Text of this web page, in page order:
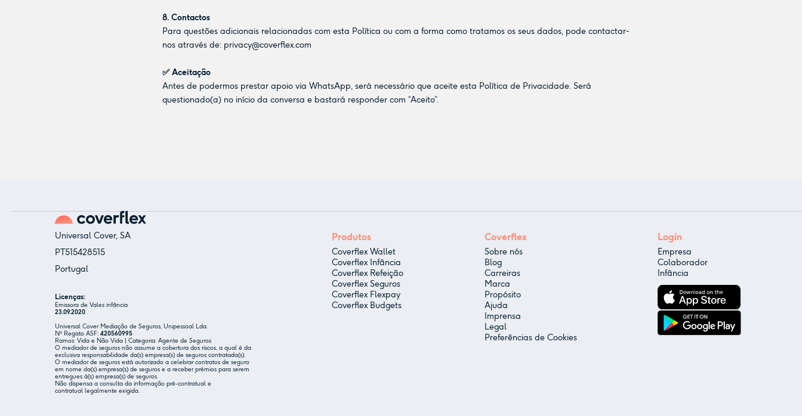
8. Contactos
Para questões adicionais relacionadas com esta Política ou com a forma como tratamos os seus dados, pode contactar-
nos através de: privacy@coverflex.com
✅ Aceitação
Antes de podermos prestar apoio via WhatsApp, será necessário que aceite esta Política de Privacidade. Será
questionado(a) no início da conversa e bastará responder com “Aceito”.
Universal Cover, SA
PT515428515
Portugal
Licenças:
Emissora de Vales infância
23.09.2020
Universal Cover Mediação de Seguros, Unipessoal Lda.
Nº Registo ASF: 420560995
Ramos: Vida e Não Vida | Categoria: Agente de Seguros
O mediador de seguros não assume a cobertura dos riscos, a qual é da
exclusiva responsabilidade da(s) empresa(s) de seguros contratada(s).
O mediador de seguros está autorizado a celebrar contratos de seguro
em nome da(s) empresa(s) de seguros e a receber prémios para serem
entregues à(s) empresa(s) de seguros.
Não dispensa a consulta da informação pré-contratual e
contratual legalmente exigida.
Produtos
Coverflex Wallet
Coverflex Infância
Coverflex Refeição
Coverflex Seguros
Coverflex Flexpay
Coverflex Budgets
Coverflex
Sobre nós
Blog
Carreiras
Marca
Propósito
Ajuda
Imprensa
Legal
Preferências de Cookies
Login
Empresa
Colaborador
Infância